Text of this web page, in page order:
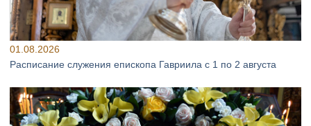
01.08.2026
Расписание служения епископа Гавриила с 1 по 2 августа